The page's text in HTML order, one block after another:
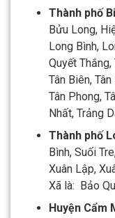
Thành phố
Bửu Long,
Long Bình,
Quyết Thắng,
Tân Biên,
Tân Phong,
Nhất, Trảng
Thành phố
Bình, Suối
Xuân Lập,
Xã là: Bảo
Huyện Cẩm